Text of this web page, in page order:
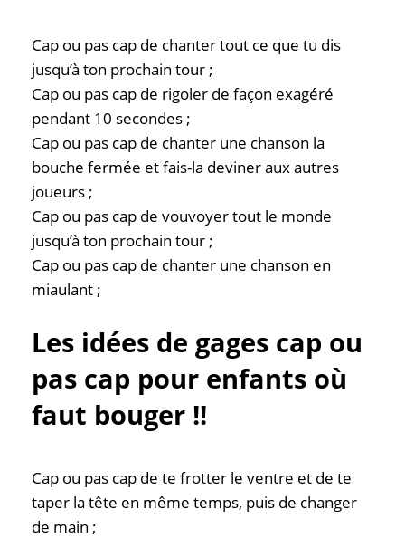
Cap ou pas cap de chanter tout ce que tu dis
jusqu’à ton prochain tour ;
Cap ou pas cap de rigoler de façon exagéré
pendant 10 secondes ;
Cap ou pas cap de chanter une chanson la
bouche fermée et fais-la deviner aux autres
joueurs ;
Cap ou pas cap de vouvoyer tout le monde
jusqu’à ton prochain tour ;
Cap ou pas cap de chanter une chanson en
miaulant ;
Les idées de gages cap ou
pas cap pour enfants où
faut bouger !!
Cap ou pas cap de te frotter le ventre et de te
taper la tête en même temps, puis de changer
de main ;